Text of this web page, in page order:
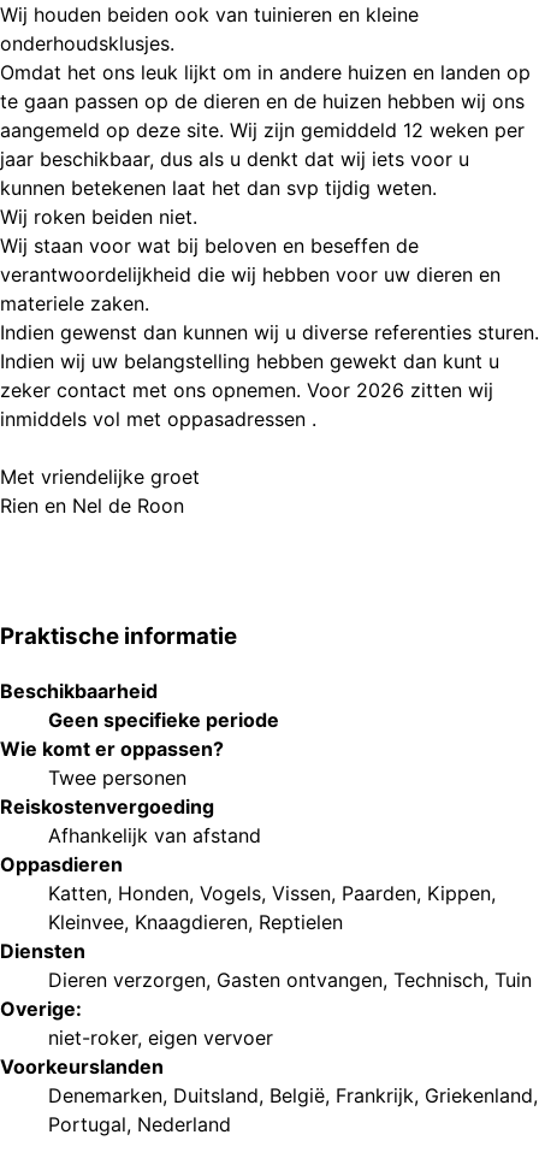
Wij houden beiden ook van tuinieren en kleine
onderhoudsklusjes.
Omdat het ons leuk lijkt om in andere huizen en landen op
te gaan passen op de dieren en de huizen hebben wij ons
aangemeld op deze site. Wij zijn gemiddeld 12 weken per
jaar beschikbaar, dus als u denkt dat wij iets voor u
kunnen betekenen laat het dan svp tijdig weten.
Wij roken beiden niet.
Wij staan voor wat bij beloven en beseffen de
verantwoordelijkheid die wij hebben voor uw dieren en
materiele zaken.
Indien gewenst dan kunnen wij u diverse referenties sturen.
Indien wij uw belangstelling hebben gewekt dan kunt u
zeker contact met ons opnemen. Voor 2026 zitten wij
inmiddels vol met oppasadressen .
Met vriendelijke groet
Rien en Nel de Roon
Praktische informatie
Beschikbaarheid
Geen specifieke periode
Wie komt er oppassen?
Twee personen
Reiskostenvergoeding
Afhankelijk van afstand
Oppasdieren
Katten, Honden, Vogels, Vissen, Paarden, Kippen,
Kleinvee, Knaagdieren, Reptielen
Diensten
Dieren verzorgen, Gasten ontvangen, Technisch, Tuin
Overige:
niet-roker, eigen vervoer
Voorkeurslanden
Denemarken, Duitsland, België, Frankrijk, Griekenland,
Portugal, Nederland